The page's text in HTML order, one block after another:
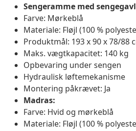
Sengeramme med
Farve: Mørkeblå
Materiale: Fløjl (100 %
Produktmål: 193 x 90 x 78/88
Maks. vægtkapacitet: 140 kg
Opbevaring under sengen
Hydraulisk løftemekanisme
Montering påkrævet: Ja
Madras:
Farve: Hvid og mørkeblå
Materiale: Fløjl (100 %